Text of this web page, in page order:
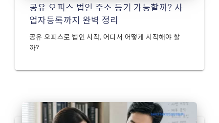
공유 오피스 법인 주소 등기 가능할까? 사
업자등록까지 완벽 정리
공유 오피스로 법인 시작, 어디서 어떻게 시작해야 할
까?